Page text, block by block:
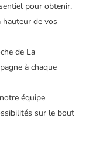
pour obtenir,
de vos
de La
à chaque
équipe
sur le bout